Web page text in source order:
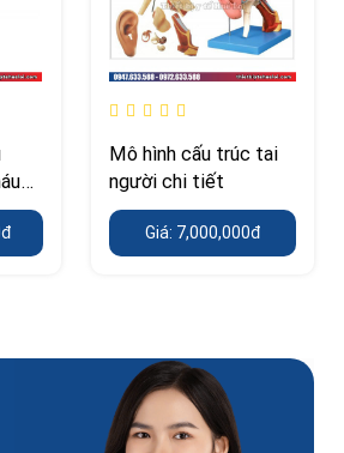
Mô hình cấu trúc tai
người chi tiết
Giá: 7,000,000đ